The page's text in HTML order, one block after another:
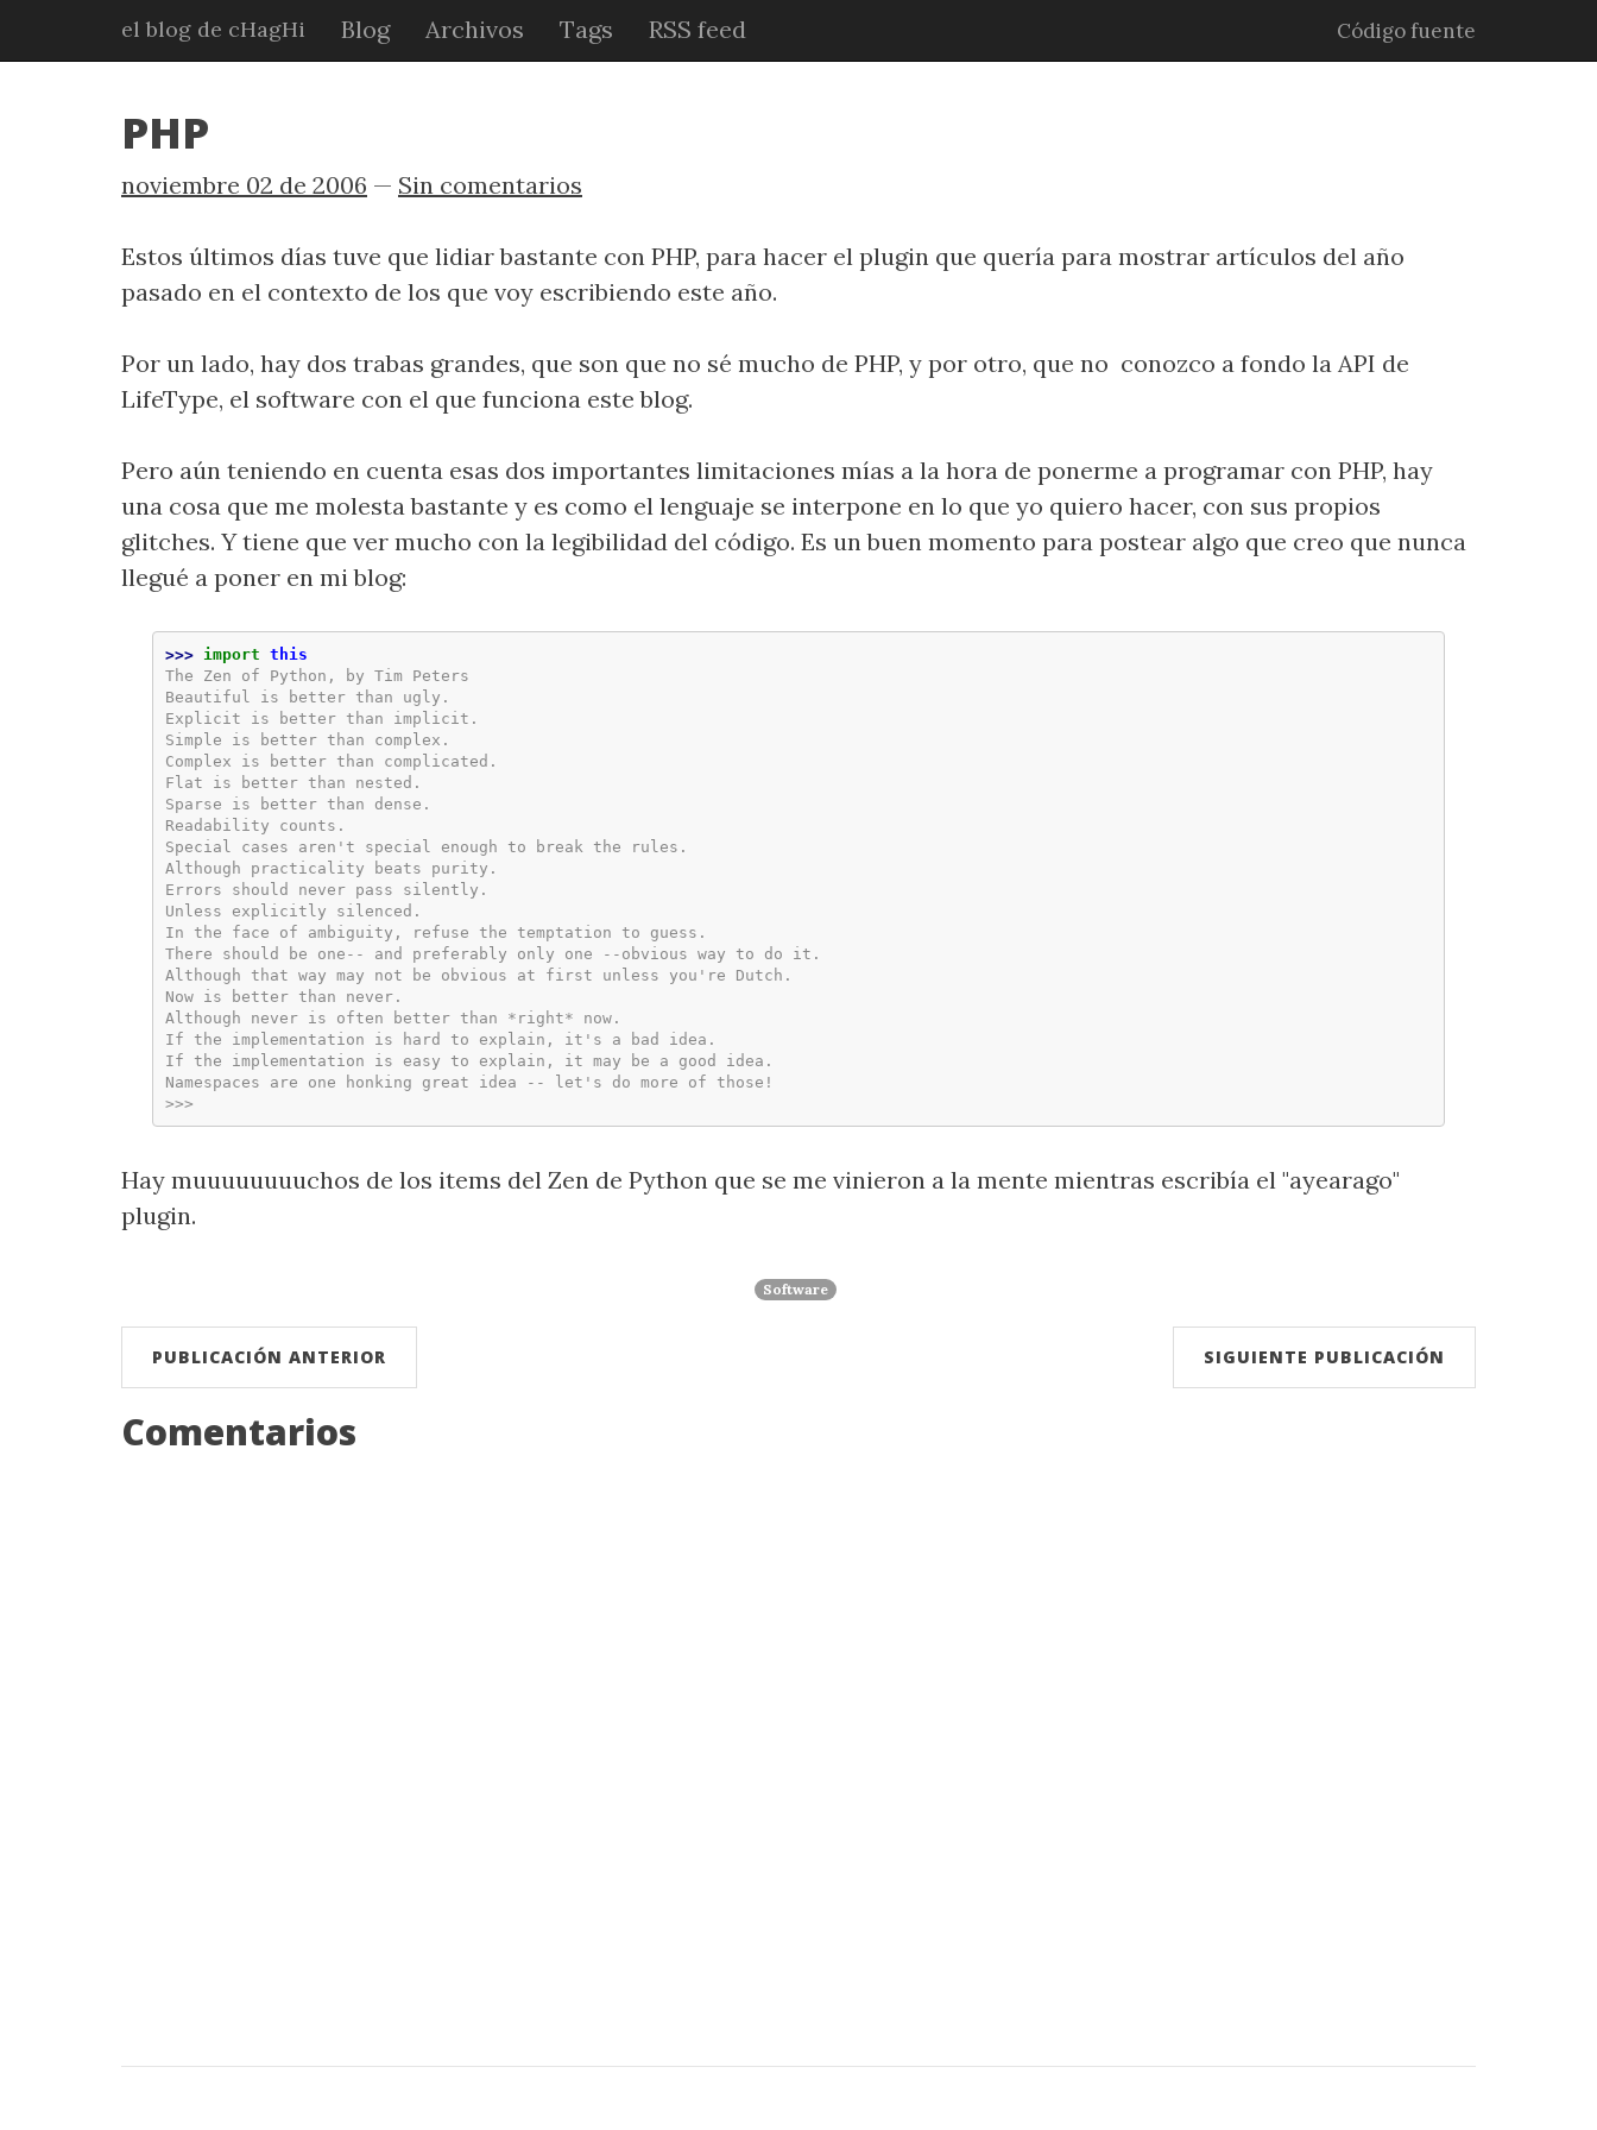
el blog de cHagHi Blog Archivos Tags RSS feed Código fuente
PHP
noviembre 02 de 2006 Sin comentarios
Estos últimos días tuve que lidiar bastante con PHP, para hacer el plugin que quería para mostrar artículos del año
pasado en el contexto de los que voy escribiendo este año.
Por un lado, hay dos trabas grandes, que son que no sé mucho de PHP, y por otro, que no conozco a fondo la API de
LifeType, el software con el que funciona este blog.
Pero aún teniendo en cuenta esas dos importantes limitaciones mías a la hora de ponerme a programar con PHP, hay
una cosa que me molesta bastante y es como el lenguaje se interpone en lo que yo quiero hacer, con sus propios
glitches. Y tiene que ver mucho con la legibilidad del código. Es un buen momento para postear algo que creo que nunca
llegué a poner en mi blog:
>>> import this
The Zen of Python, by Tim Peters
Beautiful is better than ugly.
Explicit is better than implicit.
Simple is better than complex.
Complex is better than complicated.
Flat is better than nested.
Sparse is better than dense.
Readability counts.
Special cases aren't special enough to break the rules.
Although practicality beats purity.
Errors should never pass silently.
Unless explicitly silenced.
In the face of ambiguity, refuse the temptation to guess.
There should be one-- and preferably only one --obvious way to do it.
Although that way may not be obvious at first unless you're Dutch.
Now is better than never.
Although never is often better than *right* now.
If the implementation is hard to explain, it's a bad idea.
If the implementation is easy to explain, it may be a good idea.
Namespaces are one honking great idea -- let's do more of those!
>>>
Hay muuuuuuuuchos de los items del Zen de Python que se me vinieron a la mente mientras escribía el "ayearago"
plugin.
Software
PUBLICACIÓN ANTERIOR SIGUIENTE PUBLICACIÓN
Comentarios